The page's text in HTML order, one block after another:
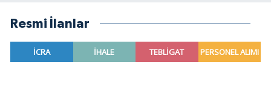
Resmi İlanlar